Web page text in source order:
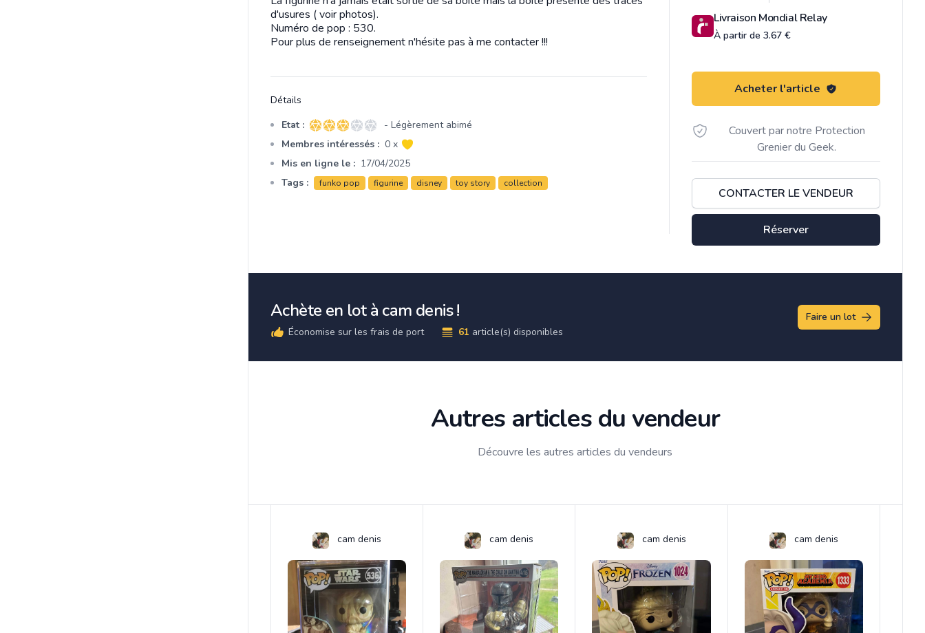
Livraison Mondial Relay
À partir de 3.67 €
Acheter l'article
Couvert par notre Protection
Grenier du Geek.
CONTACTER LE VENDEUR
Réserver
d'usures ( voir photos).
Numéro de pop : 530.
Pour plus de renseignement n'hésite pas à me contacter !!!
Détails
Etat : 3 sur 5 étoiles
- Légèrement abimé
Membres intéressés : 0 x
Mis en ligne le : 17/04/2025
Tags :
funko pop figurine disney toy story collection
Achète en lot à cam denis !
Économise sur les frais de port 61 article(s) disponibles
Faire un lot
Autres articles du vendeur
Découvre les autres articles du vendeurs
cam denis cam denis cam denis cam denis